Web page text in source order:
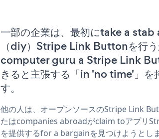
一部の企業は、最初にtake a stab
（diy）Stripe Link Buttonを行う
computer guru a Stripe Link
きると主張する「in 'no time'」を
す。
他の人は、オープンソースのStripe Link
たはcompanies abroadがclaim toアプリ
を提供するfor a bargainを見つけようとしま